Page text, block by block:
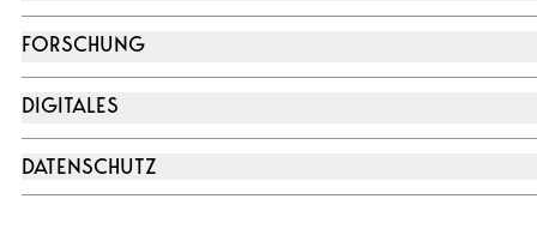
FORSCHUNG
DIGITALES
DATENSCHUTZ